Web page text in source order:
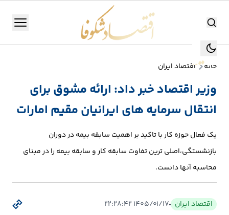
جستجو جستجو
منو
تولید
صنعت
انرژی
بورس
خانه اقتصاد ایران
وزیر اقتصاد خبر داد: ارائه مشوق برای
انتقال سرمایه های ایرانیان مقیم امارات
یک فعال حوزه کار با تاکید بر اهمیت سابقه بیمه در دوران
بازنشستگی،اصلی ترین تفاوت سابقه کار و سابقه بیمه را در مبنای
محاسبه آنها دانست.
اقتصاد ایران ۱۴۰۵/۰۱/۱۷ ۲۲:۲۸:۴۲